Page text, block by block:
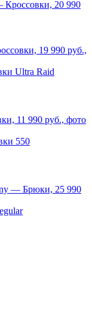
Ultra Raid
550